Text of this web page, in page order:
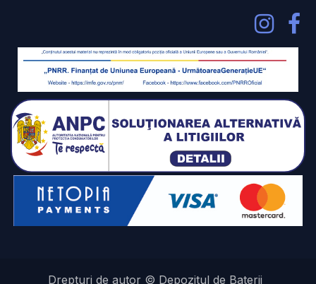
Drepturi de autor © Depozitul de Baterii